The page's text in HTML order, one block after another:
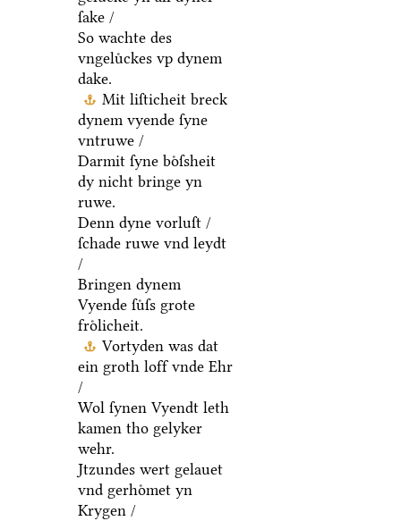
ſake /
So wachte des
vngeluͤckes vp dynem
dake.
Mit liſticheit breck
dynem vyende ſyne
vntruwe /
Darmit ſyne boͤſsheit
dy nicht bringe yn
ruwe.
Denn dyne vorluſt /
ſchade ruwe vnd leydt
/
Bringen dynem
Vyende ſuͤſs grote
froͤlicheit.
Vortyden was dat
ein groth loff vnde Ehr
/
Wol ſynen Vyendt leth
kamen tho gelyker
wehr.
Jtzundes wert gelauet
vnd gerhoͤmet yn
Krygen /